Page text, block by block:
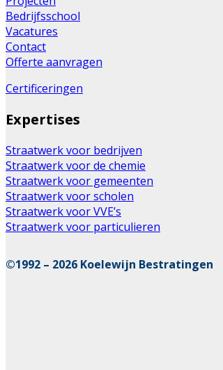
Bedrijfsschool
Vacatures
Contact
Offerte aanvragen
Certificeringen
Expertises
Straatwerk voor bedrijven
Straatwerk voor de chemie
Straatwerk voor gemeenten
Straatwerk voor scholen
Straatwerk voor VVE’s
Straatwerk voor particulieren
©1992 – 2026 Koelewijn Bestratingen